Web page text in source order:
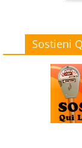
Sostieni